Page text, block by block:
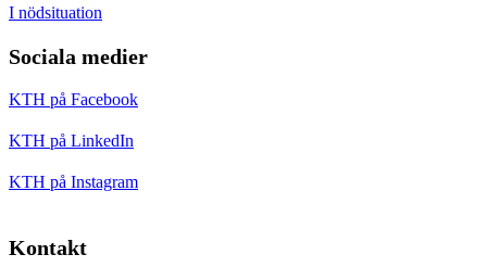
I nödsituation
Sociala medier
KTH på Facebook
KTH på LinkedIn
KTH på Instagram
Kontakt